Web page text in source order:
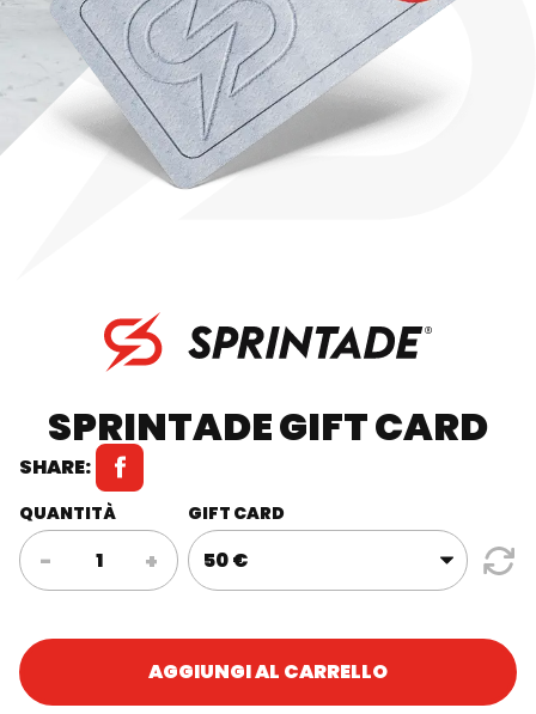
SPRINTADE GIFT CARD
SHARE:
QUANTITÀ
-
Sprintade
Gift
+
GIFT CARD
AGGIUNGI AL CARRELLO